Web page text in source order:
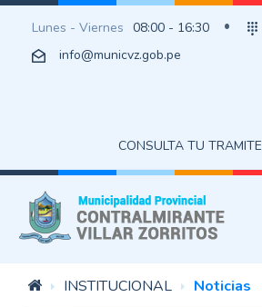
Lunes - Viernes 08:00 - 16:30
info@municvz.gob.pe
CONSULTA TU TRAMITE
INSTITUCIONAL Noticias